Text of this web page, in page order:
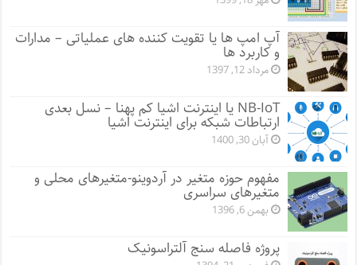
آپ امپ ها یا تقویت کننده های عملیاتی – مدارات
و کاربرد ها
مرداد 12, 1397
NB-IoT یا اینترنت اشیا کم پهنا – نسل بعدی
ارتباطات شبکه برای اینترنت اشیا
آبان 30, 1400
مفهوم حوزه متغیر در آردوینو-متغیرهای محلی و
متغیرهای سراسری
بهمن 6, 1396
پروژه فاصله سنج آلتراسونیک